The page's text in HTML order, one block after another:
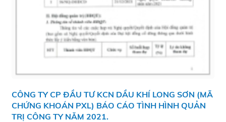
CÔNG TY CP ĐẦU TƯ KCN DẦU KHÍ LONG SƠN (MÃ
CHỨNG KHOÁN PXL) BÁO CÁO TÌNH HÌNH QUẢN
TRỊ CÔNG TY NĂM 2021.